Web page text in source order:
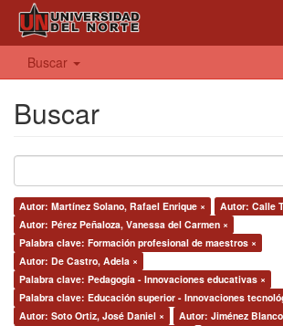
Buscar
Buscar
Autor: Martínez Solano, Rafael Enrique ×
Autor: Calle
Autor: Pérez Peñaloza, Vanessa del Carmen ×
Palabra clave: Formación profesional de maestros ×
Autor: De Castro, Adela ×
Palabra clave: Pedagogía - Innovaciones educativas ×
Palabra clave: Educación superior - Innovaciones
Autor: Soto Ortiz, José Daniel ×
Autor: Jiménez